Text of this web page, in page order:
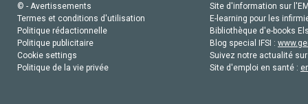
© - Avertissements
Termes et conditions d'utilisation
Politique rédactionnelle
Politique publicitaire
Cookie settings
Politique de la vie privée
Site d'information sur
E-learning pour les
Bibliothèque d'e-books
Blog special IFSI :
Suivez notre actualité
Site d'emploi en santé :